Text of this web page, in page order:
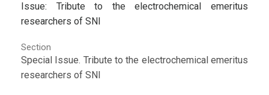
Issue: Tribute to the electrochemical emeritus
researchers of SNI
Section
Special Issue. Tribute to the electrochemical emeritus
researchers of SNI